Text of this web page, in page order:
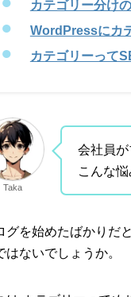
カテゴリー分け
WordPressにカ
カテゴリーって
Taka
会社員
こんな
グを始めたばかりだ
はないでしょうか。